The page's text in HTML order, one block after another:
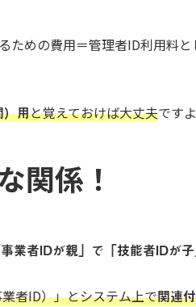
めの費用＝管理者ID利用料
）用と覚えておけば大丈夫ですよ
関係！
事業者IDが親」で「技能者IDが
者ID）」とシステム上で関連